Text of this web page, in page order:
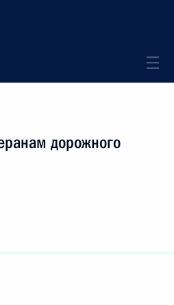
дорожного